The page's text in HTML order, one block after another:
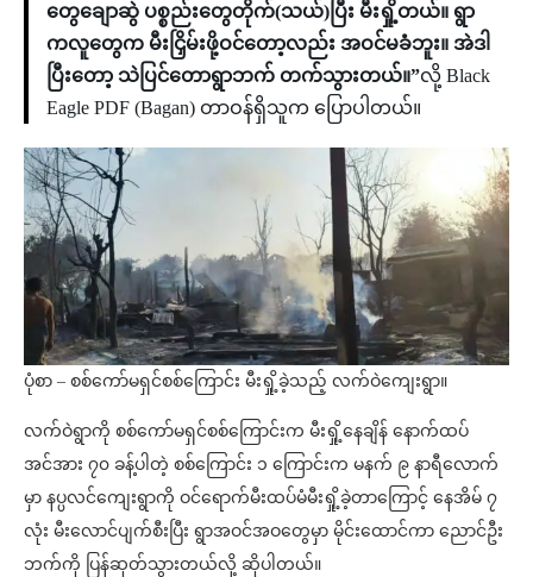
တွေချောဆွဲ ပစ္စည်းတွေတိုက်(သယ်)ပြီး မီးရှို့တယ်။ ရွာ
ကလူတွေက မီးငြှိမ်းဖို့ဝင်တော့လည်း အဝင်မခံဘူး။ အဲဒါ
ပြီးတော့ သဲပြင်တောရွာဘက် တက်သွားတယ်။”လို့ Black
Eagle PDF (Bagan) တာဝန်ရှိသူက ပြောပါတယ်။
ပုံစာ – စစ်ကော်မရှင်စစ်ကြောင်း မီးရှို့ခဲ့သည့် လက်ဝဲကျေးရွာ။
လက်ဝဲရွာကို စစ်ကော်မရှင်စစ်ကြောင်းက မီးရှို့နေချိန် နောက်ထပ်
အင်အား ၇၀ ခန့်ပါတဲ့ စစ်ကြောင်း ၁ ကြောင်းက မနက် ၉ နာရီလောက်
မှာ နပ္ပလင်ကျေးရွာကို ဝင်ရောက်မီးထပ်မံမီးရှို့ခဲ့တာကြောင့် နေအိမ် ၇
လုံး မီးလောင်ပျက်စီးပြီး ရွာအဝင်အဝတွေမှာ မိုင်းထောင်ကာ ညောင်ဦး
ဘက်ကို ပြန်ဆုတ်သွားတယ်လို့ ဆိုပါတယ်။